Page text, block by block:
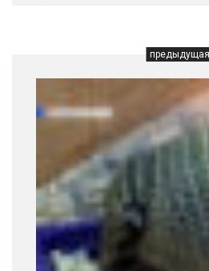
предыдущая